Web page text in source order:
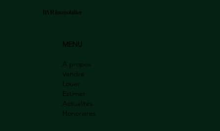
MENU
À propos
Vendre
Louer
Estimer
Actualités
Honoraires
BVR Immobilier